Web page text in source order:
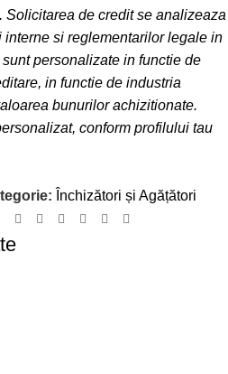
de credit se analizeaza
si reglementarilor legale in
personalizate in functie de
in functie de industria
bunurilor achizitionate.
conform profilului tau
Închizători și Agățători